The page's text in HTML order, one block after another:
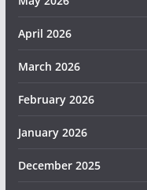
April 2026
March 2026
February 2026
January 2026
December 2025